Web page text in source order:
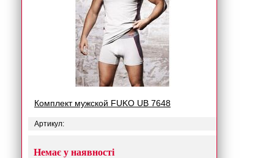
Комплект мужской FUKO UB 7648
Артикул:
Немає у наявності